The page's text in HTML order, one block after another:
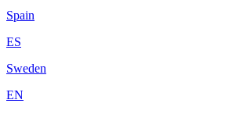
Spain
ES
Sweden
EN